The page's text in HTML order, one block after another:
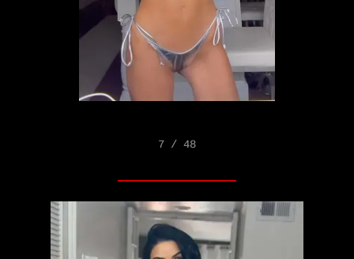
7 / 48